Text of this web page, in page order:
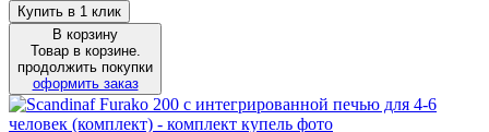
Купить в 1 клик
В корзину
Товар в корзине.
продолжить покупки
оформить заказ